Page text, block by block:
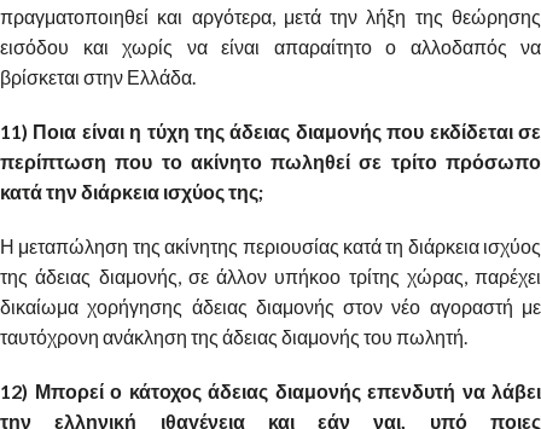
πραγματοποιηθεί και αργότερα, μετά την λήξη της θεώρησης
εισόδου και χωρίς να είναι απαραίτητο ο αλλοδαπός να
βρίσκεται στην Ελλάδα.
11) Ποια είναι η τύχη της άδειας διαμονής που εκδίδεται σε
περίπτωση που το ακίνητο πωληθεί σε τρίτο πρόσωπο
κατά την διάρκεια ισχύος της;
Η μεταπώληση της ακίνητης περιουσίας κατά τη διάρκεια ισχύος
της άδειας διαμονής, σε άλλον υπήκοο τρίτης χώρας, παρέχει
δικαίωμα χορήγησης άδειας διαμονής στον νέο αγοραστή με
ταυτόχρονη ανάκληση της άδειας διαμονής του πωλητή.
12) Μπορεί ο κάτοχος άδειας διαμονής επενδυτή να λάβει
την ελληνική ιθαγένεια και εάν ναι, υπό ποιες